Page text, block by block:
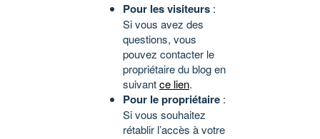
Pour les visiteurs :
Si vous avez des
questions, vous
pouvez contacter le
propriétaire du blog en
suivantce lien.
Pour le propriétaire :
Si vous souhaitez
rétablir l’accès à votre